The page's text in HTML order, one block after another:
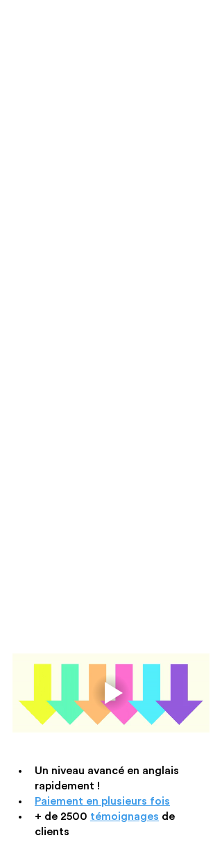
Un niveau avancé en anglais
rapidement !
Paiement en plusieurs fois
+ de 2500 témoignages de
clients